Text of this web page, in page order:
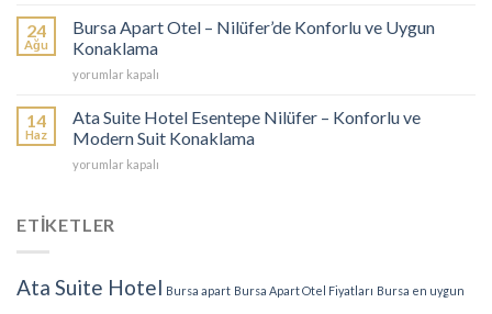
Konaklama
için
Otel
Modern
ve
Konaklama
Deneyimi
24
Ağu
Bursa Apart Otel – Nilüfer’de Konforlu ve Uygun
Konaklama
Bursa
Otel
Nilüfer’de
Konforlu
Konaklama
yorumlar kapalı
14
Haz
Ata Suite Hotel Esentepe Nilüfer – Konforlu ve
Modern Suit Konaklama
Ata
Esentepe
ve
yorumlar kapalı
ETİKETLER
Ata Suite Hotel Bursa apart Bursa Apart Otel Fiyatları Bursa en uygun